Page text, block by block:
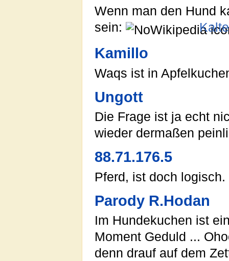
Wenn man den Hund
sein:
Kamillo
Waqs ist in
Ungott
Die Frage ist ja echt
wieder dermaßen
88.71.176.5
Pferd, ist doch logisch.
Parody R.Hodan
Im Hundekuchen ist
Moment Geduld ...
denn drauf auf dem